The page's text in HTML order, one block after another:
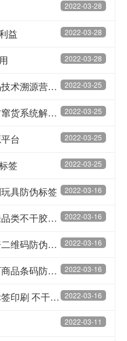
2022-03-28
2022-03-28
益
2022-03-28
2022-03-25
营销（一）
2022-03-25
统解决方案
2022-03-25
台
2022-03-25
签
2022-03-16
具防伪标签
2022-03-16
伪标签的优势
2022-03-16
标签冲击造假
2022-03-16
码防伪标签
2022-03-16
胶标签的优点
2022-03-11